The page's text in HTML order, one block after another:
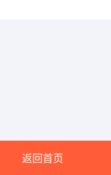
返回首页